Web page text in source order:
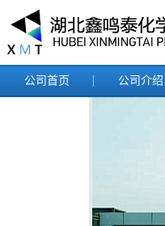
公司首页 公司介绍